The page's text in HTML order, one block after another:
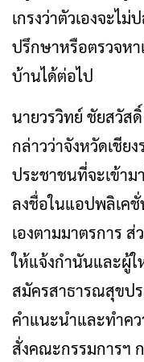
เกรงว่าตัวเองจะไ
ปรึกษาหรือตรวจห
บ้านได้ต่อไป
นายวรวิทย์ ชัยสวัสดิ์
กล่าวว่าจังหวัดเชีย
ประชาชนที่จะเข้า
ลงชื่อในแอปพลิเคชั่
เองตามมาตรการ
ให้แจ้งกำนันและผู้
สมัครสาธารณสุขป
คำแนะนำและทำคว
สั่งคณะกรรมการฯ